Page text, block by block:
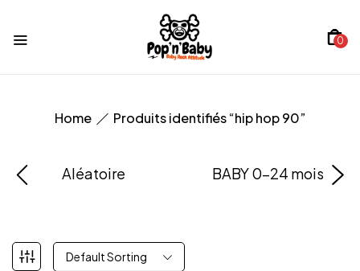
0
Home Produits identifiés “hip hop 90”
Aléatoire BABY 0-24 mois
Default Sorting